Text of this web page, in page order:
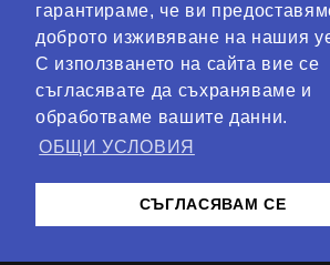
гарантираме, че ви
доброто изживяване на нашия
С използването на сайта вие се
съгласявате да съхраняваме и
обработваме вашите данни.
ОБЩИ УСЛОВИЯ
СЪГЛАСЯВАМ СЕ
ЛАЙФСТАЙЛ
ТЕХНОЛОГИИ
АНАЛИЗИ
СВЯТ
© 2023 – Сайт отKirov Invest